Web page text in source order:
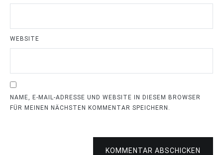
WEBSITE
NAME, E-MAIL-ADRESSE UND WEBSITE IN DIESEM BROWSER
FÜR MEINEN NÄCHSTEN KOMMENTAR SPEICHERN.
KOMMENTAR ABSCHICKEN